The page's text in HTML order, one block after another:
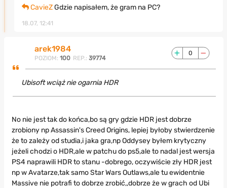
CavieZGdzie napisałem, że gram na PC?
18.07, 12:41
arek1984
POZIOM: 100 REP.: 39774
0
Ubisoft wciąż nie ogarnia HDR
No nie jest tak do końca,bo są gry gdzie HDR jest dobrze
zrobiony np Assassin's Creed Origins, lepiej byłoby stwierdzenie
że to zależy od studia,i jaka gra,np Oddysey byłem krytyczny
jeżeli chodzi o HDR,ale w patchu do ps5,ale to nadal jest wersja
PS4 naprawili HDR to stanu -dobrego, oczywiście zły HDR jest
np w Avatarze,tak samo Star Wars Outlaws,ale tu ewidentnie
Massive nie potrafi to dobrze zrobić,,dobrze że w grach od Ubi